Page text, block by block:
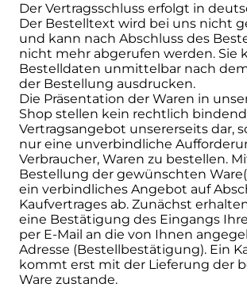
Der Vertragsschluss erfolgt in
Der Bestelltext wird bei uns nicht
und kann nach Abschluss des
nicht mehr abgerufen werden. Sie
Bestelldaten unmittelbar nach
der Bestellung ausdrucken.
Die Präsentation der Waren in
Shop stellen kein rechtlich
Vertragsangebot unsererseits dar,
nur eine unverbindliche
Verbraucher, Waren zu bestellen.
Bestellung der gewünschten
ein verbindliches Angebot auf
Kaufvertrages ab. Zunächst
eine Bestätigung des Eingangs
per E-Mail an die von Ihnen
Adresse (Bestellbestätigung). Ein
kommt erst mit der Lieferung der
Ware zustande.